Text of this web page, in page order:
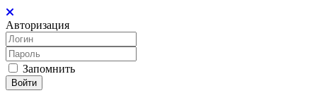
Авторизация
Запомнить
Войти